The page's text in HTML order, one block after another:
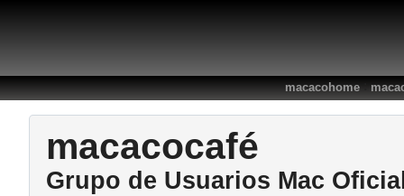
macacohome:
macacocafé
Grupo de Usuarios Mac